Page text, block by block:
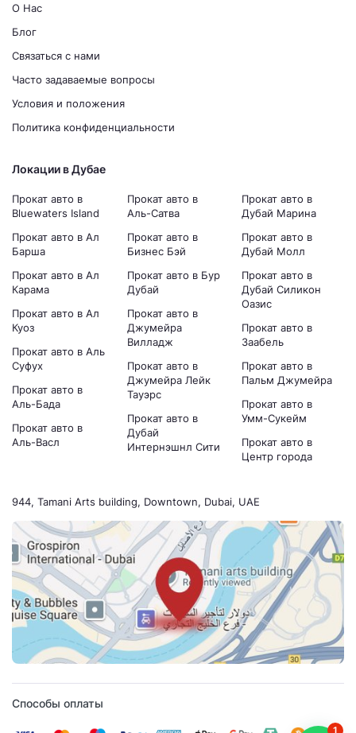
944, Tamani Arts building, Downtown, Dubai, UAE
О Нас
Блог
Связаться с нами
Часто задаваемые вопросы
Условия и положения
Политика конфиденциальности
Локации в Дубае
Прокат авто в
Bluewaters Island
Прокат авто в Ал
Барша
Прокат авто в Ал
Карама
Прокат авто в Ал
Куоз
Прокат авто в Аль
Суфух
Прокат авто в
Аль-Бада
Прокат авто в
Аль-Васл
Прокат авто в
Аль-Сатва
Прокат авто в
Бизнес Бэй
Прокат авто в Бур
Дубай
Прокат авто в
Джумейра
Вилладж
Прокат авто в
Джумейра Лейк
Тауэрс
Прокат авто в
Дубай
Интернэшнл Сити
Прокат авто в
Дубай Марина
Прокат авто в
Дубай Молл
Прокат авто в
Дубай Силикон
Оазис
Прокат авто в
Заабель
Прокат авто в
Пальм Джумейра
Прокат авто в
Умм-Сукейм
Прокат авто в
Центр города
Способы оплаты
1